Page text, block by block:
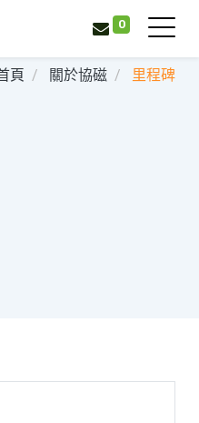
0
頁 關於協磁 里程碑